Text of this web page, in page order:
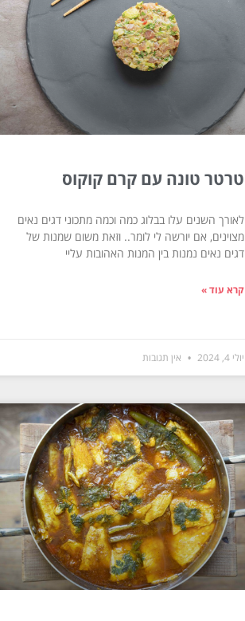
טרטר טונה עם קרם קוקוס
לאורך השנים עלו בבלוג כמה וכמה מתכוני דגים נאים
מצוינים, אם יורשה לי לומר.. וזאת משום שמנות של
דגים נאים נמנות בין המנות האהובות עליי
קרא עוד »
יולי 4, 2024 אין תגובות